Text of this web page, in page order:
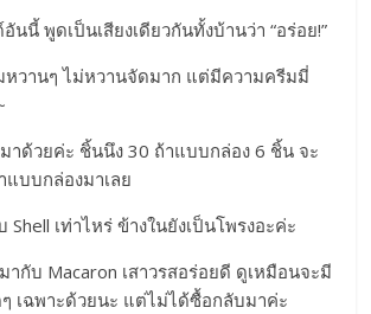
นี้ พูดเป็นเสียงเดียวกันทั้งบ้านว่า “อร่อย!”
หวานๆ ไม่หวานจัดมาก แต่มีความครีมมี่
มาด้วยค่ะ ชิ้นนึง 30 ถ้าแบบกล่อง 6 ชิ้น จะ
แบบกล่องมาเลย
เท่าไหร่ ข้างในยังเป็นโพรงอะค่ะ
ากับ Macaron เสาวรสอร่อยดี ดูเหมือนจะมี
เฉพาะด้วยนะ แต่ไม่ได้ซื้อกลับมาค่ะ